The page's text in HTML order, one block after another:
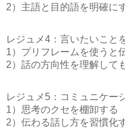
2）主語と目的語を明確に
レジュメ4：言いたいこと
1）プリフレームを使うと
2）話の方向性を理解して
レジュメ5：コミュニケー
1）思考のクセを棚卸する
2）伝わる話し方を習慣化